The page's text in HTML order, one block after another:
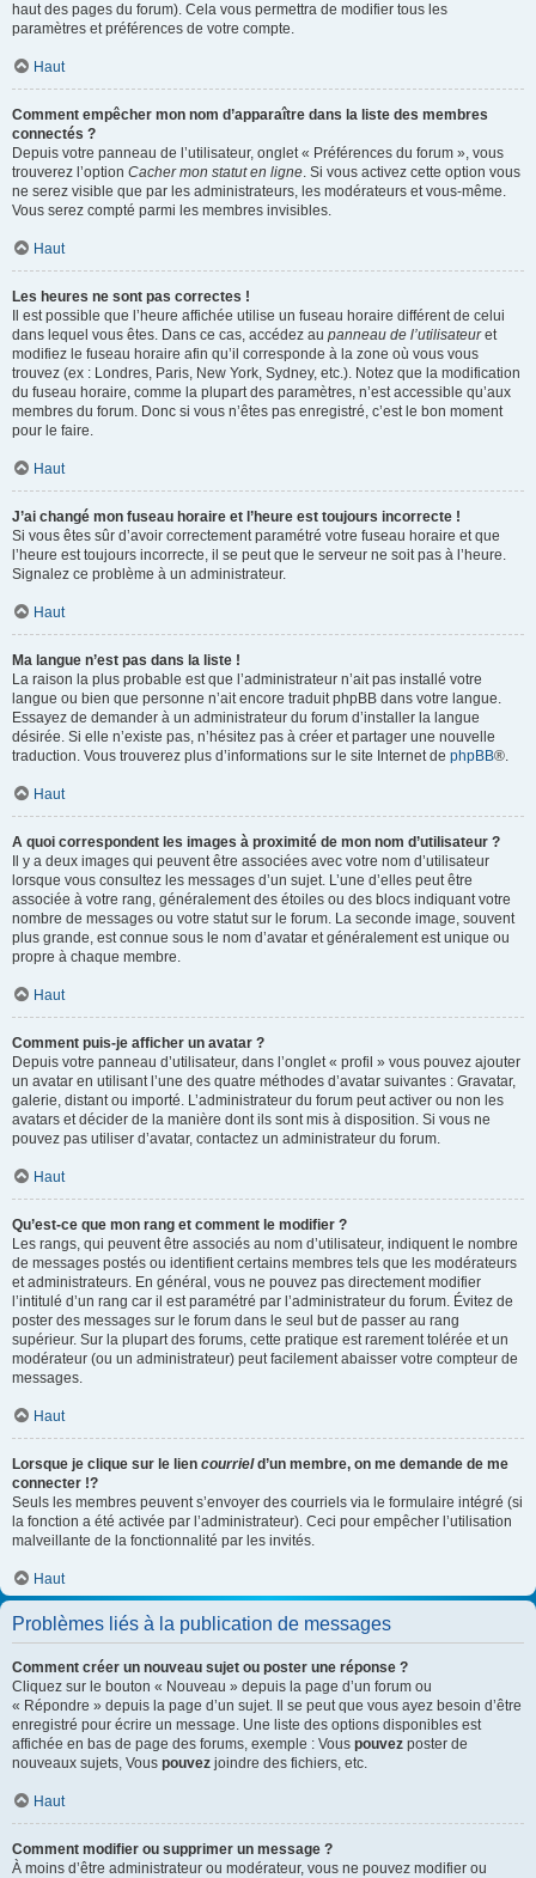
haut des pages du forum). Cela vous permettra de modifier tous les
paramètres et préférences de votre compte.
Haut
Comment empêcher mon nom d’apparaître dans la liste des membres
connectés ?
Depuis votre panneau de l’utilisateur, onglet « Préférences du forum », vous
trouverez l’option Cacher mon statut en ligne. Si vous activez cette option vous
ne serez visible que par les administrateurs, les modérateurs et vous-même.
Vous serez compté parmi les membres invisibles.
Haut
Les heures ne sont pas correctes !
Il est possible que l’heure affichée utilise un fuseau horaire différent de celui
dans lequel vous êtes. Dans ce cas, accédez au panneau de l’utilisateuret
modifiez le fuseau horaire afin qu’il corresponde à la zone où vous vous
trouvez (ex : Londres, Paris, New York, Sydney, etc.). Notez que la modification
du fuseau horaire, comme la plupart des paramètres, n’est accessible qu’aux
membres du forum. Donc si vous n’êtes pas enregistré, c’est le bon moment
pour le faire.
Haut
J’ai changé mon fuseau horaire et l’heure est toujours incorrecte !
Si vous êtes sûr d’avoir correctement paramétré votre fuseau horaire et que
l’heure est toujours incorrecte, il se peut que le serveur ne soit pas à l’heure.
Signalez ce problème à un administrateur.
Haut
Ma langue n’est pas dans la liste !
La raison la plus probable est que l’administrateur n’ait pas installé votre
langue ou bien que personne n’ait encore traduit phpBB dans votre langue.
Essayez de demander à un administrateur du forum d’installer la langue
désirée. Si elle n’existe pas, n’hésitez pas à créer et partager une nouvelle
traduction. Vous trouverez plus d’informations sur le site Internet de phpBB®.
Haut
A quoi correspondent les images à proximité de mon nom d’utilisateur ?
Il y a deux images qui peuvent être associées avec votre nom d’utilisateur
lorsque vous consultez les messages d’un sujet. L’une d’elles peut être
associée à votre rang, généralement des étoiles ou des blocs indiquant votre
nombre de messages ou votre statut sur le forum. La seconde image, souvent
plus grande, est connue sous le nom d’avatar et généralement est unique ou
propre à chaque membre.
Haut
Comment puis-je afficher un avatar ?
Depuis votre panneau d’utilisateur, dans l’onglet « profil » vous pouvez ajouter
un avatar en utilisant l’une des quatre méthodes d’avatar suivantes : Gravatar,
galerie, distant ou importé. L’administrateur du forum peut activer ou non les
avatars et décider de la manière dont ils sont mis à disposition. Si vous ne
pouvez pas utiliser d’avatar, contactez un administrateur du forum.
Haut
Qu’est-ce que mon rang et comment le modifier ?
Les rangs, qui peuvent être associés au nom d’utilisateur, indiquent le nombre
de messages postés ou identifient certains membres tels que les modérateurs
et administrateurs. En général, vous ne pouvez pas directement modifier
l’intitulé d’un rang car il est paramétré par l’administrateur du forum. Évitez de
poster des messages sur le forum dans le seul but de passer au rang
supérieur. Sur la plupart des forums, cette pratique est rarement tolérée et un
modérateur (ou un administrateur) peut facilement abaisser votre compteur de
messages.
Haut
Lorsque je clique sur le lien courrield’un membre, on me demande de me
connecter !?
Seuls les membres peuvent s’envoyer des courriels via le formulaire intégré (si
la fonction a été activée par l’administrateur). Ceci pour empêcher l’utilisation
malveillante de la fonctionnalité par les invités.
Haut
Problèmes liés à la publication de messages
Comment créer un nouveau sujet ou poster une réponse ?
Cliquez sur le bouton « Nouveau » depuis la page d’un forum ou
« Répondre » depuis la page d’un sujet. Il se peut que vous ayez besoin d’être
enregistré pour écrire un message. Une liste des options disponibles est
affichée en bas de page des forums, exemple : Vous pouvez poster de
nouveaux sujets, Vous pouvez joindre des fichiers, etc.
Haut
Comment modifier ou supprimer un message ?
À moins d’être administrateur ou modérateur, vous ne pouvez modifier ou